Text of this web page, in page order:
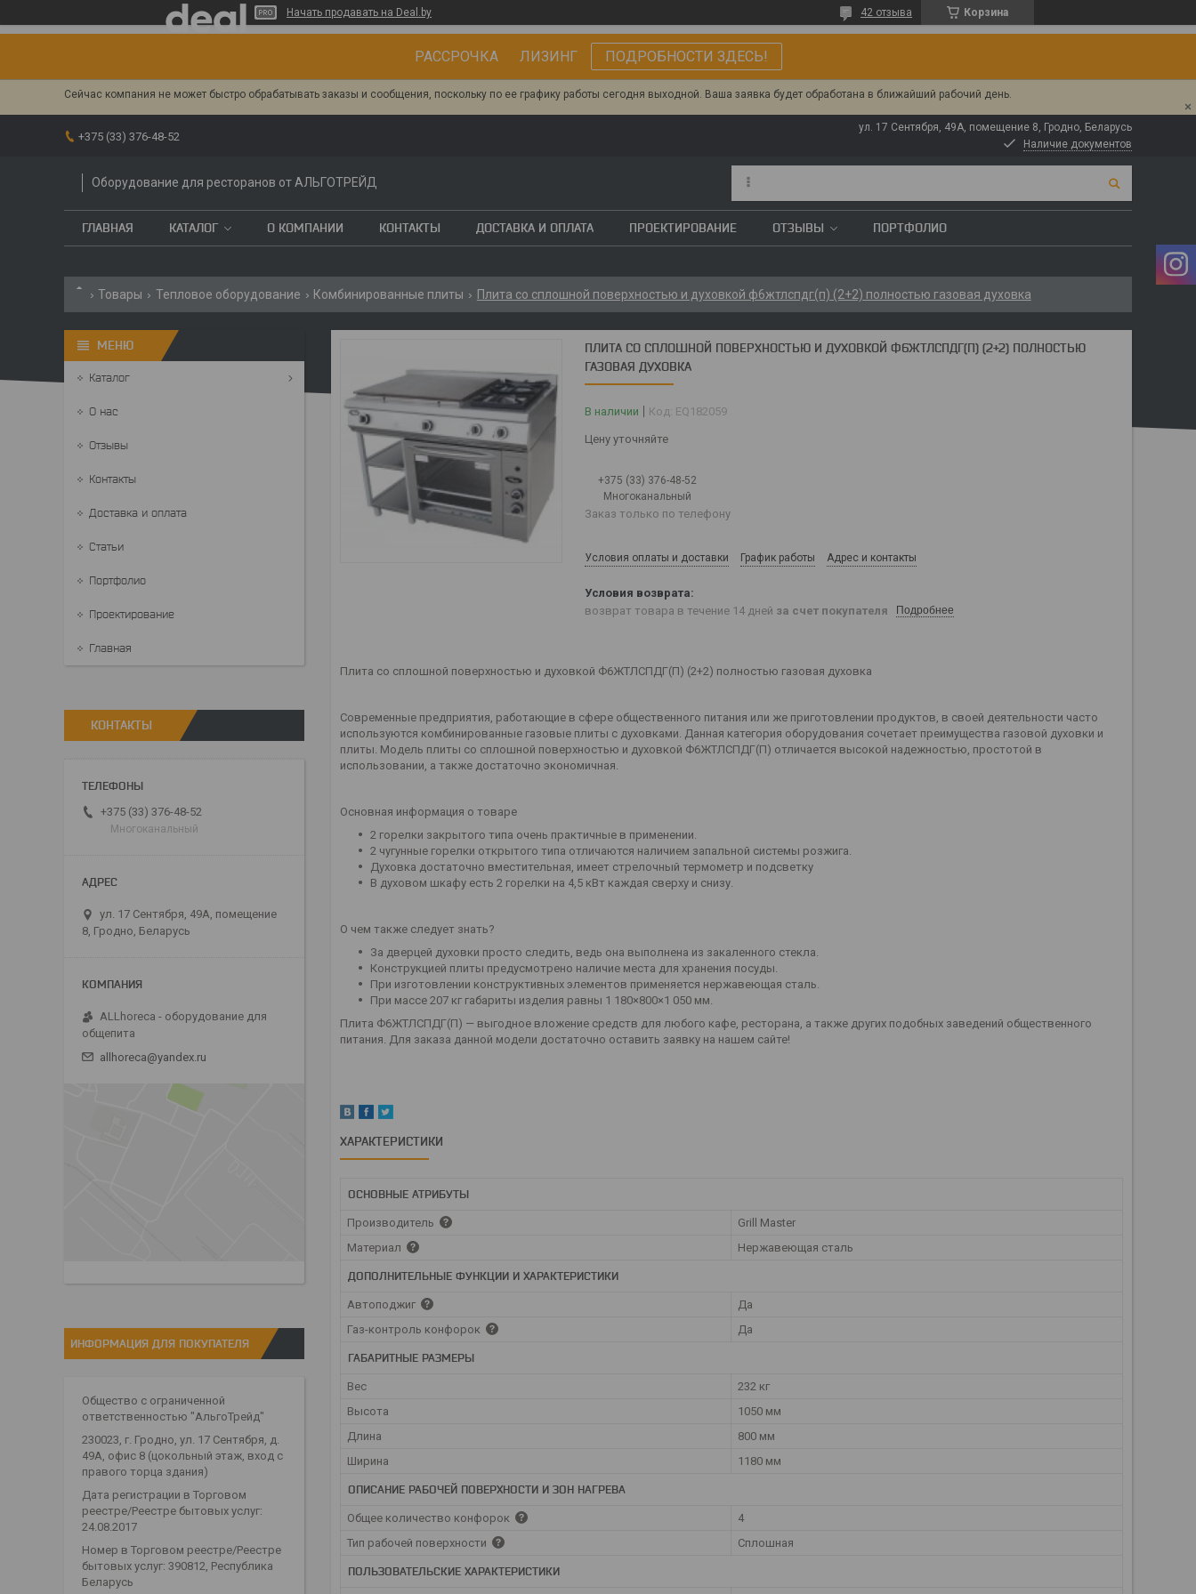
Начать продавать на Deal.by Корзина
42 отзыва
РАССРОЧКА ЛИЗИНГ ПОДРОБНОСТИ ЗДЕСЬ!
Сейчас компания не может быстро обрабатывать заказы и сообщения, поскольку по ее графику работы сегодня выходной. Ваша заявка будет обработана в ближайший рабочий день.
+375 (33) 376-48-52
ул. 17 Сентября, 49А, помещение 8, Гродно, Беларусь
Наличие документов
Оборудование для ресторанов от АЛЬГОТРЕЙД
ГЛАВНАЯ КАТАЛОГ О КОМПАНИИ КОНТАКТЫ ДОСТАВКА И ОПЛАТА ПРОЕКТИРОВАНИЕ ОТЗЫВЫ ПОРТФОЛИО
Товары Тепловое оборудование Комбинированные плиты Плита со сплошной поверхностью и духовкой ф6жтлспдг(п) (2+2) полностью газовая духовка
ПЛИТА СО СПЛОШНОЙ ПОВЕРХНОСТЬЮ И ДУХОВКОЙ Ф6ЖТЛСПДГ(П) (2+2) ПОЛНОСТЬЮ
ГАЗОВАЯ ДУХОВКА
В наличии Код: EQ182059
Цену уточняйте
+375 (33) 376-48-52
Многоканальный
Заказ только по телефону
Условия оплаты и доставки График работы Адрес и контакты
возврат товара в течение 14 дней за счет покупателя Подробнее
Плита со сплошной поверхностью и духовкой Ф6ЖТЛСПДГ(П) (2+2) полностью газовая духовка
Современные предприятия, работающие в сфере общественного питания или же приготовлении продуктов, в своей деятельности часто
используются комбинированные газовые плиты с духовками. Данная категория оборудования сочетает преимущества газовой духовки и
плиты. Модель плиты со сплошной поверхностью и духовкой Ф6ЖТЛСПДГ(П) отличается высокой надежностью, простотой в
использовании, а также достаточно экономичная.
Основная информация о товаре
2 горелки закрытого типа очень практичные в применении.
2 чугунные горелки открытого типа отличаются наличием запальной системы розжига.
Духовка достаточно вместительная, имеет стрелочный термометр и подсветку
В духовом шкафу есть 2 горелки на 4,5 кВт каждая сверху и снизу.
О чем также следует знать?
За дверцей духовки просто следить, ведь она выполнена из закаленного стекла.
Конструкцией плиты предусмотрено наличие места для хранения посуды.
При изготовлении конструктивных элементов применяется нержавеющая сталь.
При массе 207 кг габариты изделия равны 1 180×800×1 050 мм.
Плита Ф6ЖТЛСПДГ(П) — выгодное вложение средств для любого кафе, ресторана, а также других подобных заведений общественного
питания. Для заказа данной модели достаточно оставить заявку на нашем сайте!
ХАРАКТЕРИСТИКИ
ОСНОВНЫЕ АТРИБУТЫ
Производитель
Grill Master
Материал
Нержавеющая сталь
ДОПОЛНИТЕЛЬНЫЕ ФУНКЦИИ И ХАРАКТЕРИСТИКИ
Автоподжиг
Да
Газ-контроль конфорок
Да
ГАБАРИТНЫЕ РАЗМЕРЫ
Вес
232 кг
Высота
1050 мм
Длина
800 мм
Ширина
1180 мм
ОПИСАНИЕ РАБОЧЕЙ ПОВЕРХНОСТИ И ЗОН НАГРЕВА
Общее количество конфорок
4
Тип рабочей поверхности
Сплошная
ПОЛЬЗОВАТЕЛЬСКИЕ ХАРАКТЕРИСТИКИ
Каталог
О нас
Отзывы
Контакты
Доставка и оплата
Статьи
Портфолио
Проектирование
Главная
КОНТАКТЫ
+375 (33) 376-48-52
Многоканальный
ул. 17 Сентября, 49А, помещение
8, Гродно, Беларусь
ALLhoreca - оборудование для
общепита
allhoreca@yandex.ru
ИНФОРМАЦИЯ ДЛЯ ПОКУПАТЕЛЯ
Общество с ограниченной
ответственностью "АльгоТрейд"
230023, г. Гродно, ул. 17 Сентября, д.
49А, офис 8 (цокольный этаж, вход с
правого торца здания)
Дата регистрации в Торговом
реестре/Реестре бытовых услуг:
24.08.2017
Номер в Торговом реестре/Реестре
бытовых услуг: 390812, Республика
Беларусь